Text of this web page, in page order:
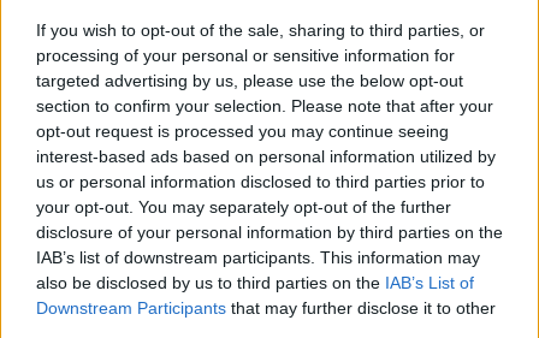
If you wish to opt-out of the sale, sharing to third parties, or
processing of your personal or sensitive information for
targeted advertising by us, please use the below opt-out
section to confirm your selection. Please note that after your
opt-out request is processed you may continue seeing
interest-based ads based on personal information utilized by
us or personal information disclosed to third parties prior to
your opt-out. You may separately opt-out of the further
disclosure of your personal information by third parties on the
IAB’s list of downstream participants. This information may
also be disclosed by us to third parties on the IAB’s List of
Downstream Participants that may further disclose it to other
Fogy a hamburger, nő az
eredmény
Portfolio
2002. június 17. 15:54
Az elemzői várakozásokat meghaladó 2. negyedéves
eredményre számít, a világ legnagyobb gyorsétteremlánca,
a McDonalds. A társaság elsősorban az
árfolyamváltozások kedvezőtlen hatásából profitált.
Miközben az elemzők a 2. negyedévtől csak 37 centes egy